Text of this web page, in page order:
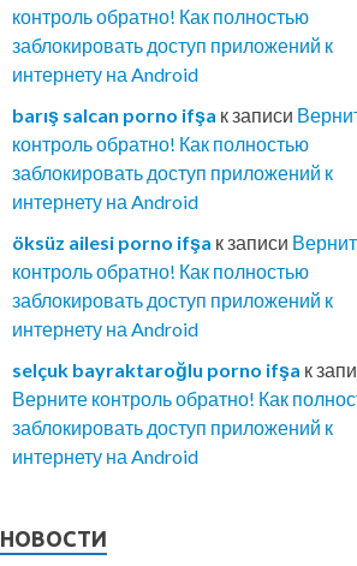
контроль обратно! Как полностью
заблокировать доступ приложений к
интернету на Android
barış salcan porno ifşa к записи
контроль обратно! Как полностью
заблокировать доступ приложений к
интернету на Android
öksüz ailesi porno ifşa к записи
контроль обратно! Как полностью
заблокировать доступ приложений к
интернету на Android
selçuk bayraktaroğlu porno ifşa к
Верните контроль обратно! Как
заблокировать доступ приложений к
интернету на Android
НОВОСТИ